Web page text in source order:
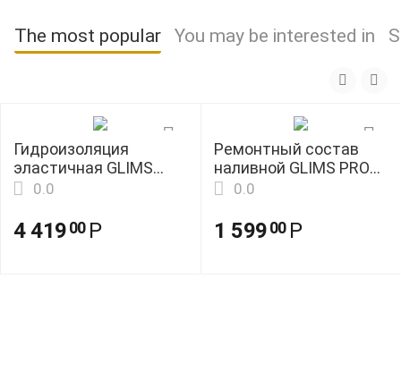
The most popular You may be interested in
Гидроизоляция
эластичная GLIMS
ВодоSTOP Elastic 1K
0.0
4 41900 Р
Ремонтный состав
наливной GLIMS PRO
CRF-60 25кг
0.0
1 59900 Р